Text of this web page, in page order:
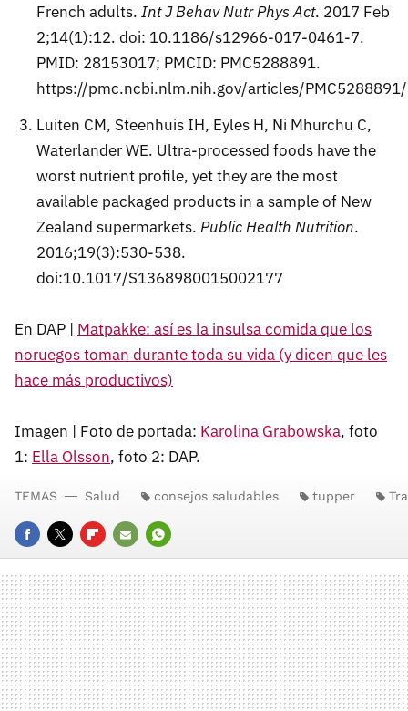
French adults. Int J Behav Nutr Phys Act. 2017 Feb
2;14(1):12. doi: 10.1186/s12966-017-0461-7.
PMID: 28153017; PMCID: PMC5288891.
https://pmc.ncbi.nlm.nih.gov/articles/PMC5288891/
Luiten CM, Steenhuis IH, Eyles H, Ni Mhurchu C,
Waterlander WE. Ultra-processed foods have the
worst nutrient profile, yet they are the most
available packaged products in a sample of New
Zealand supermarkets. Public Health Nutrition.
2016;19(3):530-538.
doi:10.1017/S1368980015002177
En DAP | Matpakke: así es la insulsa comida que los
noruegos toman durante toda su vida (y dicen que les
hace más productivos)
Imagen | Foto de portada: Karolina Grabowska, foto
1: Ella Olsson, foto 2: DAP.
FACEBOOK
TWITTERFLIPBOARD
E-
MAIL
WHATSAPP
TEMAS Salud consejos saludables tupper